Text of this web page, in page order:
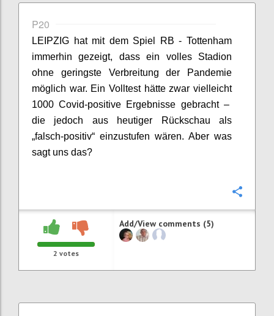
P20
LEIPZIG hat mit dem Spiel RB - Tottenham
immerhin gezeigt, dass ein volles Stadion
ohne geringste Verbreitung der Pandemie
möglich war. Ein Volltest hätte zwarvielleicht
1000Covid-positive Ergebnisse gebracht –
die jedoch aus heutiger Rückschau als
„falsch-positiv“ einzustufen wären. Aber was
sagt uns das?
2 votes
Add/View comments (5)